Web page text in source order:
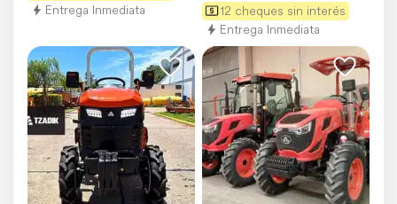
Entrega Inmediata
12 cheques sin interés
Entrega Inmediata